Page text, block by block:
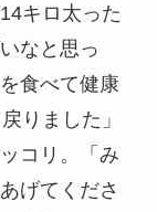
キロ太った
なと思っ
食べて健康
りました」
コリ。「み
げてくださ